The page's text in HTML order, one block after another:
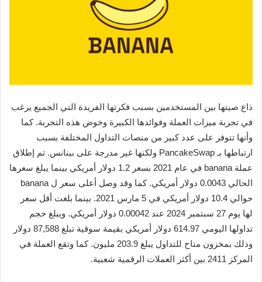
ذاع صيتها بين المستخدمين بسبب فكرتها الفريدة التي الجميع يرغب
في تجربة ميزات العملة وفوائدها الكبيرة وخوض هذه التجربة. كما
وأنها تتوفر على عدد كبير من منصات التداول المختلفة بسبب
ارتباطها بـ PancakeSwap ولكنها غير مدرجة على بينانس. تم إطلاق
عملة banana في عام 2021 بسعر 1.2 دولار أمريكي بينما يبلغ سعرها
الحالي 0.0043 دولار أمريكي. كما وقد وصل أعلى سعر ل banana
حوالي 10.4 دولار أمريكي في 5 مارس 2021. بينما بلغت أقل سعر
لها يوم 27 سبتمبر 2024 عند 0.00042 دولار أمريكي. ويبلغ حجم
تداولها اليومي 614.97 دولار أمريكي بقيمة سوقية تبلغ 87,588 دولار
وذلك بمخزون متاح للتداول يبلغ 203.9 مليون. كما وتقع العملة في
المركز 2411 بين أكثر العملات الرقمية شعبية.